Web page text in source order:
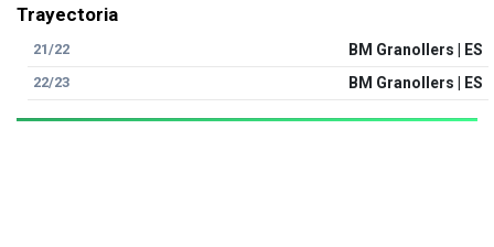
Trayectoria
21/22 BM Granollers | ES
22/23 BM Granollers | ES